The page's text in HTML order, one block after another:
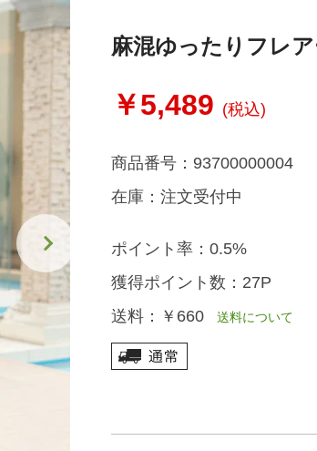
麻混ゆったりフレ
￥5,489 (税込)
商品番号： 93700000004
在庫： 注文受付中
ポイント率： 0.5%
獲得ポイント数： 27P
送料： ￥660送料について